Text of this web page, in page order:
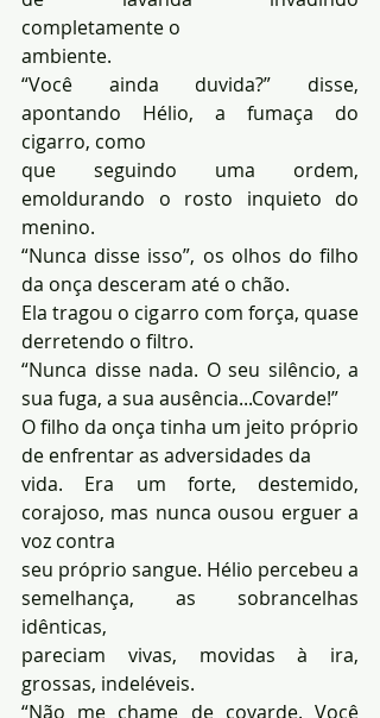
completamente o
ambiente.
“Você ainda duvida?” disse,
apontando Hélio, a fumaça do
cigarro, como
que seguindo uma ordem,
emoldurando o rosto inquieto do
menino.
“Nunca disse isso”, os olhos do filho
da onça desceram até o chão.
Ela tragou o cigarro com força, quase
derretendo o filtro.
“Nunca disse nada. O seu silêncio, a
sua fuga, a sua ausência...Covarde!”
O filho da onça tinha um jeito próprio
de enfrentar as adversidades da
vida. Era um forte, destemido,
corajoso, mas nunca ousou erguer a
voz contra
seu próprio sangue. Hélio percebeu a
semelhança, as sobrancelhas
idênticas,
pareciam vivas, movidas à ira,
grossas, indeléveis.
“Não me chame de covarde. Você